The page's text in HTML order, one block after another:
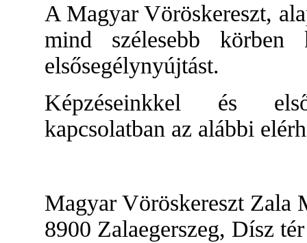
A Magyar Vöröskereszt,
mind szélesebb körben
elsősegélynyújtást.
Képzéseinkkel és
kapcsolatban az alábbi
Magyar Vöröskereszt Zala
8900 Zalaegerszeg, Dísz